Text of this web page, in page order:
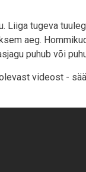
Liiga tugeva
aeg.
puhub või
videost -